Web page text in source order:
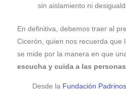
sin aislamiento ni
En definitiva, debemos traer al
Cicerón, quien nos recuerda que
se mide por la manera en que
escucha y cuida a las
Desde la Fundación